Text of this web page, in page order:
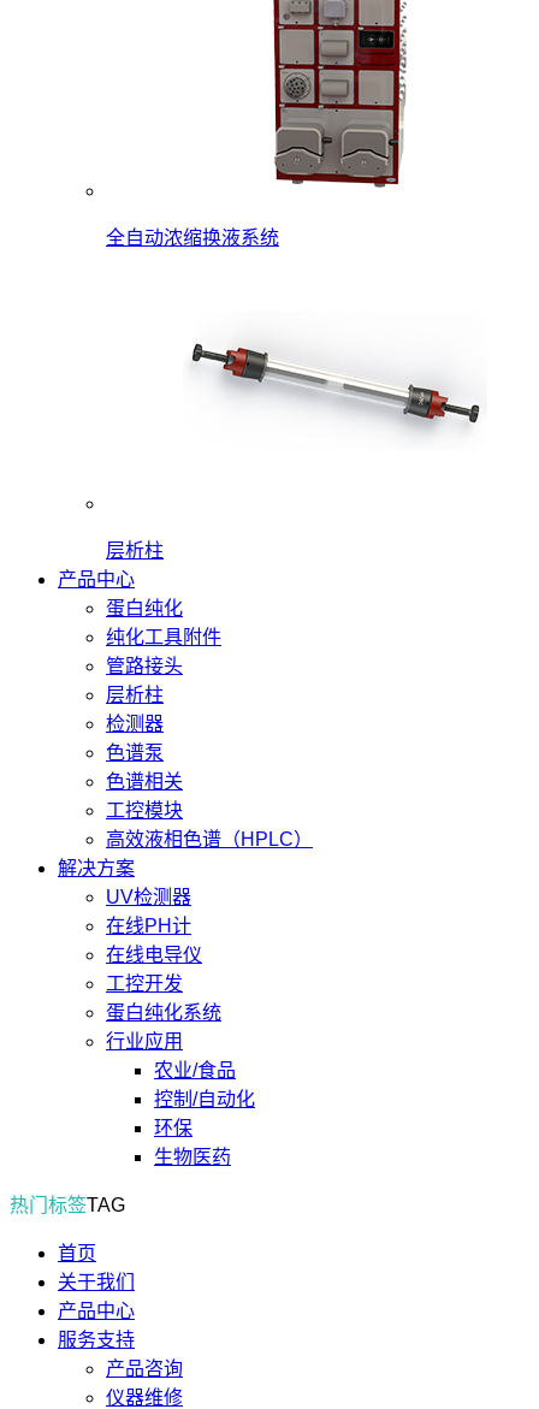
全自动浓缩换液系统
层析柱
产品中心
蛋白纯化
纯化工具附件
管路接头
层析柱
检测器
色谱泵
色谱相关
工控模块
高效液相色谱（HPLC）
解决方案
UV检测器
在线PH计
在线电导仪
工控开发
蛋白纯化系统
行业应用
农业/食品
控制/自动化
环保
生物医药
热门标签TAG
首页
关于我们
产品中心
服务支持
产品咨询
仪器维修